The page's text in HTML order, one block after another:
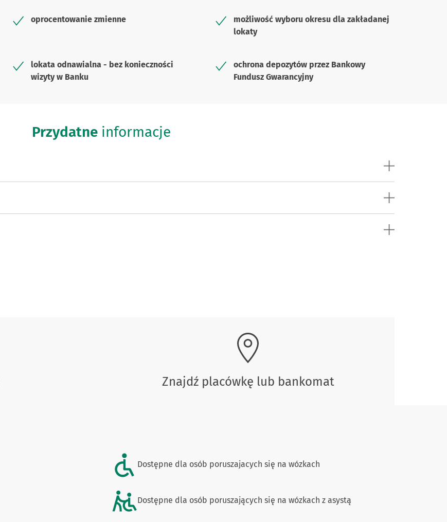
oprocentowanie zmienne
możliwość wyboru okresu dla zakładanej
lokaty
lokata odnawialna - bez konieczności
wizyty w Banku
ochrona depozytów przez Bankowy
Fundusz Gwarancyjny
Przydatne informacje
Znajdź placówkę lub bankomat
Dostępne dla osób poruszajacych się na wózkach
Dostępne dla osób poruszających się na wózkach z asystą